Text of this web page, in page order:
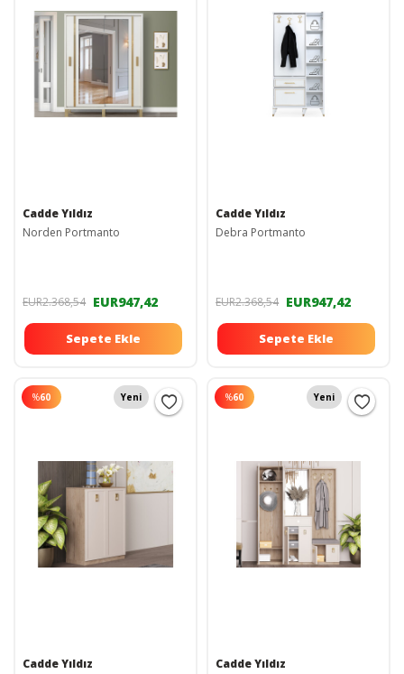
Cadde Yıldız
Norden Portmanto
EUR2.368,54 EUR947,42
Sepete Ekle
Cadde Yıldız
Debra Portmanto
EUR2.368,54 EUR947,42
Sepete Ekle
%60 Yeni
Cadde Yıldız
%60 Yeni
Cadde Yıldız